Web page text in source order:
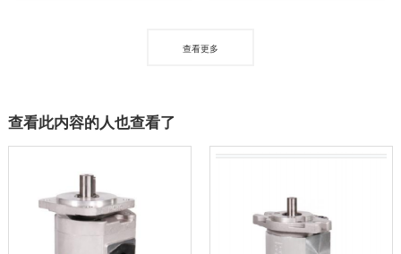
查看更多
查看此内容的人也查看了